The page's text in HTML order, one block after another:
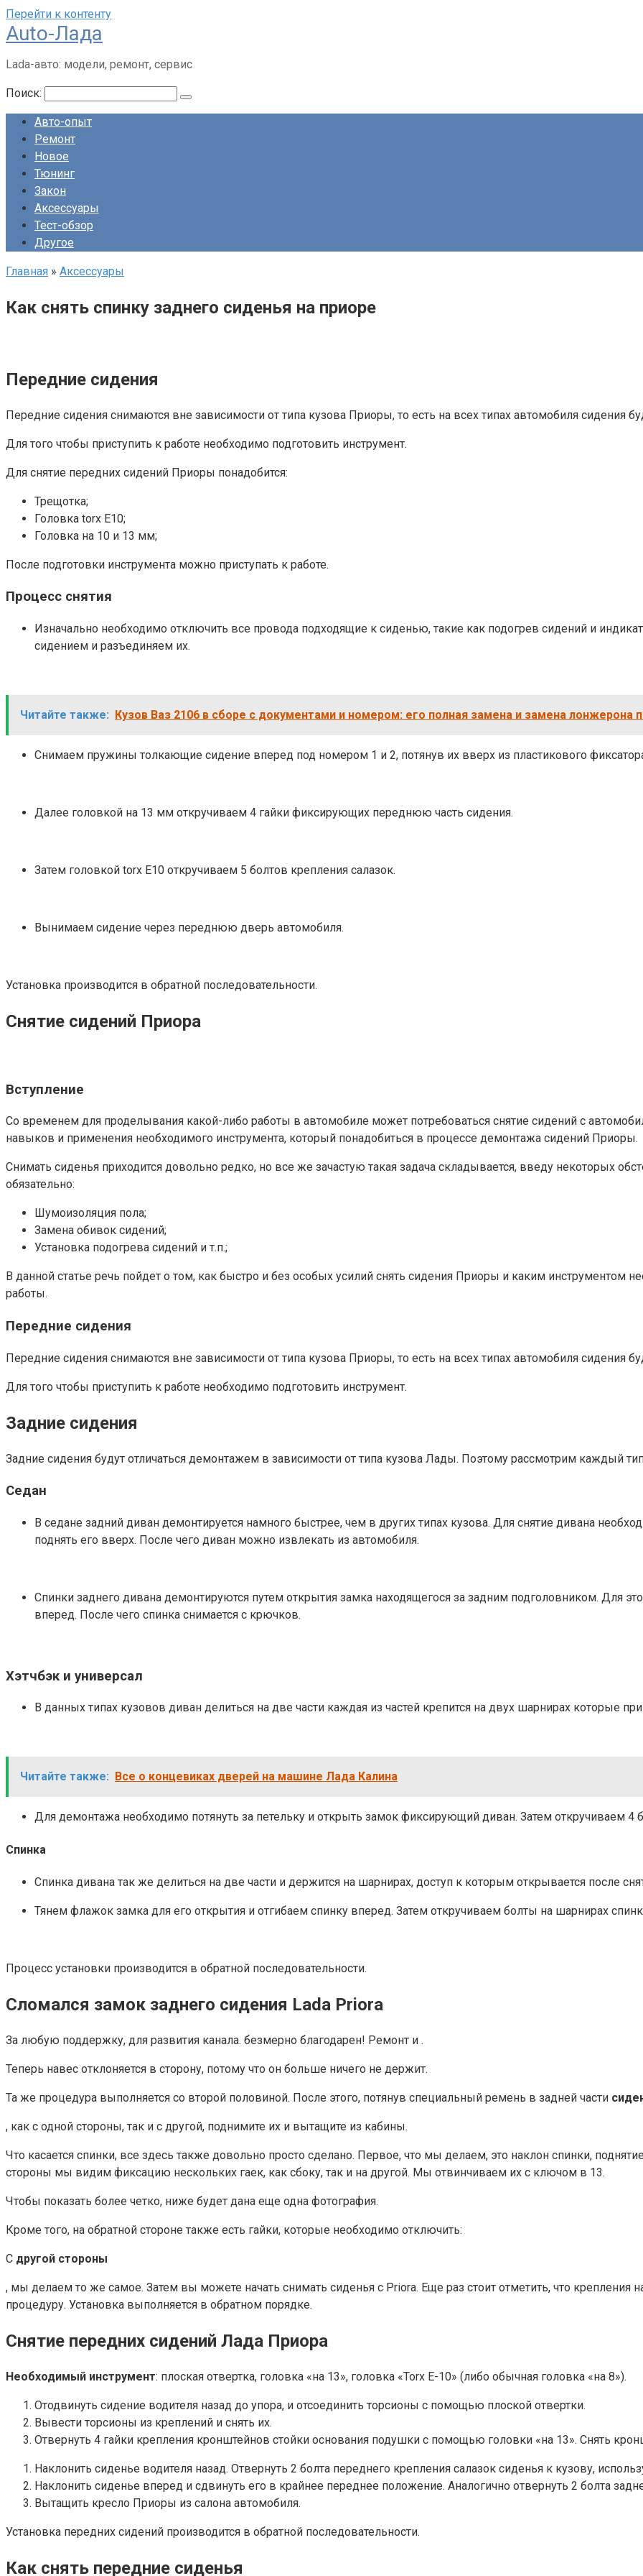
Перейти к контенту
Auto-Лада
Lada-авто: модели, ремонт, сервис
Поиск:
Авто-опыт
Ремонт
Новое
Тюнинг
Закон
Аксессуары
Тест-обзор
Другое
Главная » Аксессуары
Как снять спинку заднего сиденья на приоре
Передние сидения
Передние сидения снимаются вне зависимости от типа кузова Приоры, то есть на всех типах автомобиля сидения
Для того чтобы приступить к работе необходимо подготовить инструмент.
Для снятие передних сидений Приоры понадобится:
Трещотка;
Головка torx E10;
Головка на 10 и 13 мм;
После подготовки инструмента можно приступать к работе.
Процесс снятия
Изначально необходимо отключить все провода подходящие к сиденью, такие как подогрев сидений и
сидением и разъединяем их.
Читайте также: Кузов Ваз 2106 в сборе с документами и номером: его полная замена и замена лонжерона
Снимаем пружины толкающие сидение вперед под номером 1 и 2, потянув их вверх из пластикового
Далее головкой на 13 мм откручиваем 4 гайки фиксирующих переднюю часть сидения.
Затем головкой torx E10 откручиваем 5 болтов крепления салазок.
Вынимаем сидение через переднюю дверь автомобиля.
Установка производится в обратной последовательности.
Снятие сидений Приора
Вступление
Со временем для проделывания какой-либо работы в автомобиле может потребоваться снятие сидений с
навыков и применения необходимого инструмента, который понадобиться в процессе демонтажа сидений Приоры.
Снимать сиденья приходится довольно редко, но все же зачастую такая задача складывается, введу некоторых
обязательно:
Шумоизоляция пола;
Замена обивок сидений;
Установка подогрева сидений и т.п.;
В данной статье речь пойдет о том, как быстро и без особых усилий снять сидения Приоры и каким инструментом
работы.
Передние сидения
Передние сидения снимаются вне зависимости от типа кузова Приоры, то есть на всех типах автомобиля сидения
Для того чтобы приступить к работе необходимо подготовить инструмент.
Задние сидения
Задние сидения будут отличаться демонтажем в зависимости от типа кузова Лады. Поэтому рассмотрим каждый
Седан
В седане задний диван демонтируется намного быстрее, чем в других типах кузова. Для снятие дивана
поднять его вверх. После чего диван можно извлекать из автомобиля.
Спинки заднего дивана демонтируются путем открытия замка находящегося за задним подголовником. Для
вперед. После чего спинка снимается с крючков.
Хэтчбэк и универсал
В данных типах кузовов диван делиться на две части каждая из частей крепится на двух шарнирах которые
Читайте также: Все о концевиках дверей на машине Лада Калина
Для демонтажа необходимо потянуть за петельку и открыть замок фиксирующий диван. Затем откручиваем 4
Спинка
Спинка дивана так же делиться на две части и держится на шарнирах, доступ к которым открывается после
Тянем флажок замка для его открытия и отгибаем спинку вперед. Затем откручиваем болты на шарнирах
Процесс установки производится в обратной последовательности.
Сломался замок заднего сидения Lada Priora
За любую поддержку, для развития канала. безмерно благодарен! Ремонт и .
Теперь навес отклоняется в сторону, потому что он больше ничего не держит.
Та же процедура выполняется со второй половиной. После этого, потянув специальный ремень в задней части
, как с одной стороны, так и с другой, поднимите их и вытащите из кабины.
Что касается спинки, все здесь также довольно просто сделано. Первое, что мы делаем, это наклон спинки,
стороны мы видим фиксацию нескольких гаек, как сбоку, так и на другой. Мы отвинчиваем их с ключом в 13.
Чтобы показать более четко, ниже будет дана еще одна фотография.
Кроме того, на обратной стороне также есть гайки, которые необходимо отключить:
С другой стороны
, мы делаем то же самое. Затем вы можете начать снимать сиденья с Priora. Еще раз стоит отметить, что крепления
процедуру. Установка выполняется в обратном порядке.
Снятие передних сидений Лада Приора
Необходимый инструмент: плоская отвертка, головка «на 13», головка «Torx E-10» (либо обычная головка «на 8»).
Отодвинуть сидение водителя назад до упора, и отсоединить торсионы с помощью плоской отвертки.
Вывести торсионы из креплений и снять их.
Отвернуть 4 гайки крепления кронштейнов стойки основания подушки с помощью головки «на 13». Снять
Наклонить сиденье водителя назад. Отвернуть 2 болта переднего крепления салазок сиденья к кузову,
Наклонить сиденье вперед и сдвинуть его в крайнее переднее положение. Аналогично отвернуть 2 болта
Вытащить кресло Приоры из салона автомобиля.
Установка передних сидений производится в обратной последовательности.
Как снять передние сиденья